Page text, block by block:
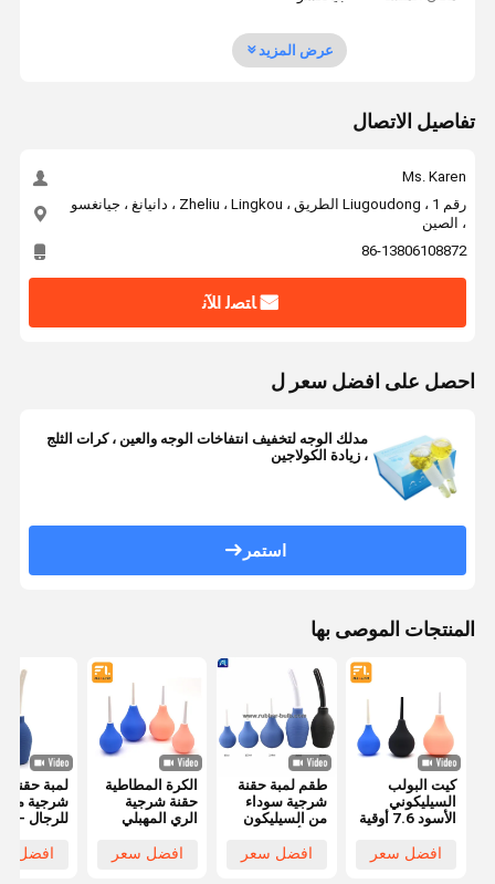
عرض المزيد
تفاصيل الاتصال
Ms. Karen
رقم 1 ، Liugoudong الطريق ، Zheliu ، Lingkou ، دانيانغ ، جيانغسو
، الصين
86-13806108872
ﺎﺘﺼﻟ ﺍﻶﻧ
احصل على افضل سعر ل
مدلك الوجه لتخفيف انتفاخات الوجه والعين ، كرات الثلج
، زيادة الكولاجين
استمر
المنتجات الموصى بها
كيت البولب
السيليكوني
الأسود 7.6 أوقية
نظيف مع
افضل سعر
طقم لمبة حقنة
شرجية سوداء
من السيليكون
شرجي نظيف
للرجال والنساء
افضل سعر
الكرة المطاطية
حقنة شرجية
الري المهبلي
حقنة شرجية
افضل سعر
لمبة حقنة
شرجية
للرجال -
منظف
افضل